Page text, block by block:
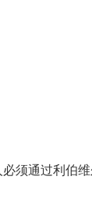
须通过利伯